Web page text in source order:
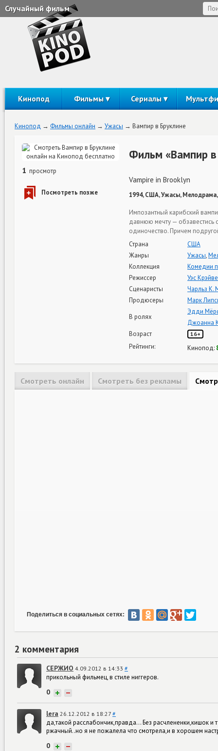
Случайный фильм
Кинопод Фильмы Сериалы
Кинопод Фильмы онлайн Ужасы Вампир в Бруклине
1 просмотр
Фильм «Вампир в
Vampire in Brooklyn
1994, США, Ужасы,
Импозантный карибский
давнюю мечту — обзавестись
одиночество. Причем
Страна
США
Жанры
Ужасы,
Коллекция
Комедии
Режиссер
Уэс
Сценаристы
Чарльз К.
Продюсеры
Марк
В ролях
Эдди
Джоанна
Возраст
16+
Рейтинги: Кинопод:
Смотреть онлайн Смотреть без рекламы
Поделиться в социальных сетях:
2 комментария
СЕРЖИО 4.09.2012 в 14:33 #
прикольный фильмец, в стиле ниггеров.
0 + −
lera 26.12.2012 в 18:27 #
да,такой расслабончик,правда... Без расчлененки,кишок
ржачный..но я не пожалела что смотрела,и в хорошем
0 + −